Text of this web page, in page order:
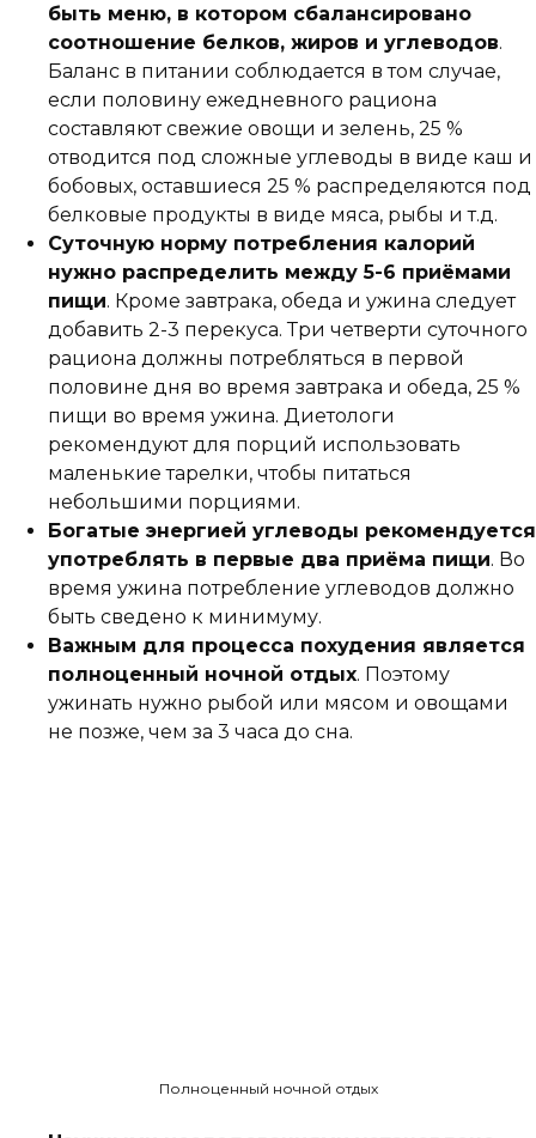
быть меню, в котором сбалансировано
соотношение белков, жиров и углеводов.
Баланс в питании соблюдается в том случае,
если половину ежедневного рациона
составляют свежие овощи и зелень, 25 %
отводится под сложные углеводы в виде каш и
бобовых, оставшиеся 25 % распределяются под
белковые продукты в виде мяса, рыбы и т.д.
Суточную норму потребления калорий
нужно распределить между 5-6 приёмами
пищи. Кроме завтрака, обеда и ужина следует
добавить 2-3 перекуса. Три четверти суточного
рациона должны потребляться в первой
половине дня во время завтрака и обеда, 25 %
пищи во время ужина. Диетологи
рекомендуют для порций использовать
маленькие тарелки, чтобы питаться
небольшими порциями.
Богатые энергией углеводы рекомендуется
употреблять в первые два приёма пищи. Во
время ужина потребление углеводов должно
быть сведено к минимуму.
Важным для процесса похудения является
полноценный ночной отдых. Поэтому
ужинать нужно рыбой или мясом и овощами
не позже, чем за 3 часа до сна.
Полноценный ночной отдых